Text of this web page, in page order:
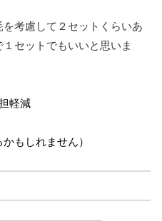
考慮して２セットくらいあ
セットでもいいと思いま
軽減
かもしれません）